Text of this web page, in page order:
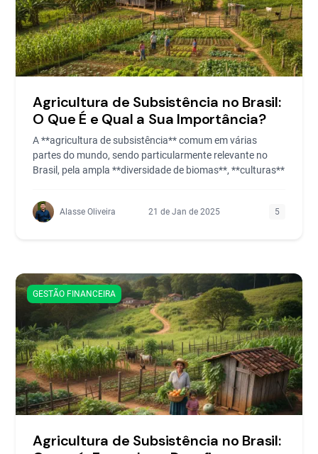
Agricultura de Subsistência no Brasil:
O Que É e Qual a Sua Importância?
A **agricultura de subsistência** comum em várias
partes do mundo, sendo particularmente relevante no
Brasil, pela ampla **diversidade de biomas**, **culturas**
Alasse Oliveira 21 de Jan de 2025 5
GESTÃO FINANCEIRA
Agricultura de Subsistência no Brasil: